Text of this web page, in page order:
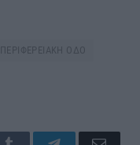
ΠΕΡΙΦΕΡΕΙΑΚΗ ΟΔΟ